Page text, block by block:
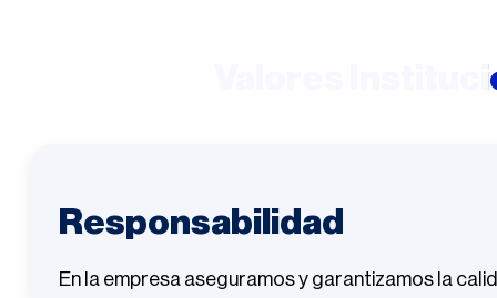
Valores
Responsabilidad
En la empresa aseguramos y garantizamos la